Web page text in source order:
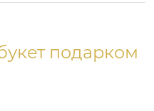
подарком